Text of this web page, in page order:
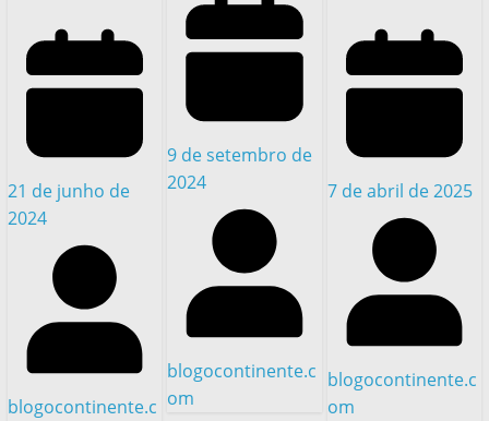
21 de junho de
2024
blogocontinente.c
9 de setembro de
2024
blogocontinente.c
om
7 de abril de 2025
blogocontinente.c
om